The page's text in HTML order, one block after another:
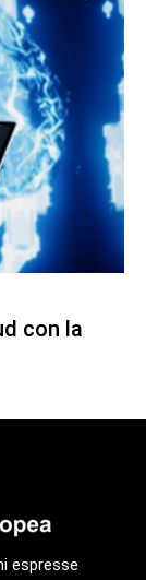
con la
espresse